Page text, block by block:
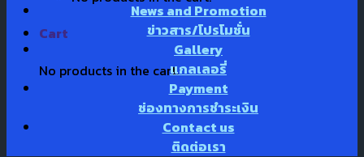
Cart
No products in the cart.
News and Promotion
ข่าวสาร/โปรโมชั่น
Gallery
แกลเลอรี่
Payment
ช่องทางการชำระเงิน
Contact us
ติดต่อเรา